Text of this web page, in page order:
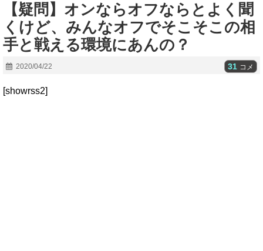
【疑問】オンならオフならとよく聞
くけど、みんなオフでそこそこの相
手と戦える環境にあんの？
2020/04/22 31 コメ
[showrss2]